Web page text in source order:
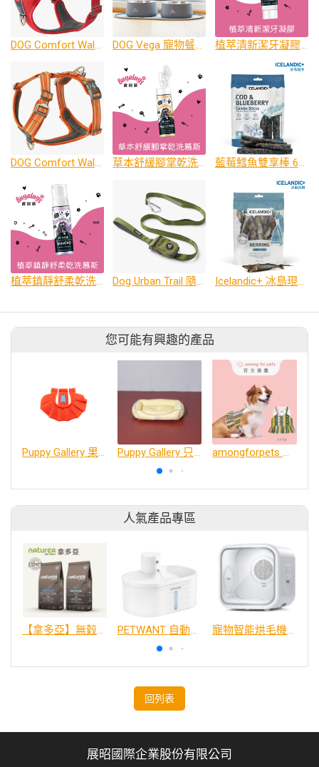
DOG Comfort Walk Pro 胸背帶(防暴衝旗艦款) 尺寸: XS~XL DOG Vega 寵物餐碗、餐碗墊 植萃清新潔牙凝膠(犬貓適用)
DOG Comfort Walk Air 胸背帶 (戶外運動首選) 尺寸: XS~XL 草本舒緩腳掌乾洗慕斯 (犬貓適用) 藍莓鱈魚雙享棒 6支裝
您可能有興趣的產品
Puppy Gallery 果凍熊涼感百褶帽 Puppy Gallery 只想躺平涼感窩 - 長方 amongforpets 胸背衣與牽繩
人氣產品專區
【拿多亞】無穀低敏 犬糧 PETWANT 自動感應無線寵物飲水機 W4-L 寵物智能烘毛機75L
回列表
展昭國際企業股份有限公司